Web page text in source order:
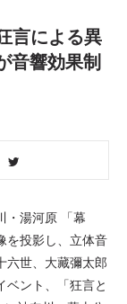
言による異
音響効果制
・湯河原 「幕
を投影し、立体音
六世、大藏彌太郎
ベント、「狂言と